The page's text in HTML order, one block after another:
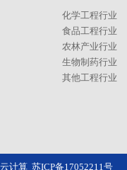
化学工程行业
食品工程行业
农林产业行业
生物制药行业
其他工程行业
云计算 苏ICP备17052211号